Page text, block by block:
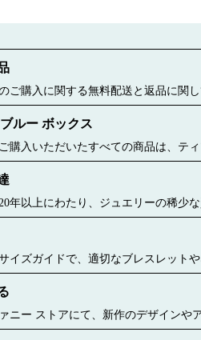
ご購入に関する無料配送と返品に関し
ルー ボックス
購入いただいたすべての商品は、ティ
でお届けいたします。この有名なパ
遡ります。今ではすべてのブルー ボ
続可能な材料や再生紙から作られて
年以上にわたり、ジュエリーの稀少な
とに専念してきました。 詳しく見る
イズガイドで、適切なブレスレットや
ご確認ください。
ニー ストアにて、新作のデザインや
をご覧ください。 お近くのティファ